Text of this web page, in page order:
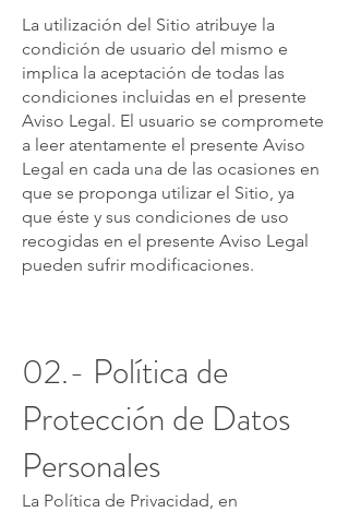
La utilización del Sitio atribuye la
condición de usuario del mismo e
implica la aceptación de todas las
condiciones incluidas en el presente
Aviso Legal. El usuario se compromete
a leer atentamente el presente Aviso
Legal en cada una de las ocasiones en
que se proponga utilizar el Sitio, ya
que éste y sus condiciones de uso
recogidas en el presente Aviso Legal
pueden sufrir modificaciones.
02.- Política de
Protección de Datos
Personales
La Política de Privacidad, en